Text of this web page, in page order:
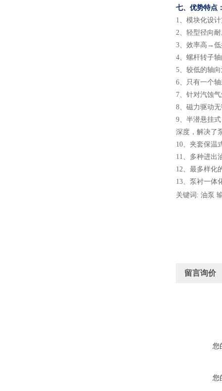
七、 优势特点
1、 模块化设
2、 轻型径向
3、 效率高 →低
4、 螺杆转子
5、 较低的轴
6、
只有一个
7、 针对汽蚀
8、 磁力驱动
9、 半潜悬挂
深度，解决了
10、 夹套保温
11、 多种进出
12、 最多样化
13、 泵衬一体
关键词: 油泵
留言询价
您
您